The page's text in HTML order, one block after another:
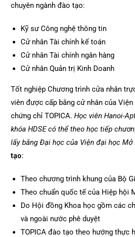
chuyên ngành đào tạo:
Kỹ sư Công nghệ thông tin
Cử nhân Tài chính kế toán
Cử nhân Tài chính ngân hàng
Cử nhân Quản trị Kinh Doanh
Tốt nghiệp Chương trình cửa nhân
viên được cấp bằng cử nhân của
chứng chỉ TOPICA.Học viên Hanoi-
khóa HDSE có thể theo học tiếp
lấy bằng Đại học của Viện đại học Mở
tạo:
Theo chương trình khung của Bộ
Theo chuẩn quốc tế của Hiệp hội
Do Hội đồng Khoa học gồm các
và ngoài nước phê duyệt
TOPICA đào tạo theo hướng thực